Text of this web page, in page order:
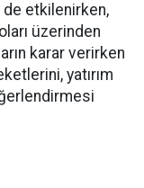
etkilenirken,
üzerinden
karar verirken
yatırım